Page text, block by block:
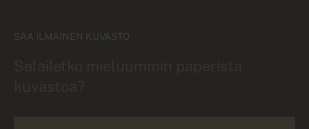
SAA ILMAINEN KUVASTO